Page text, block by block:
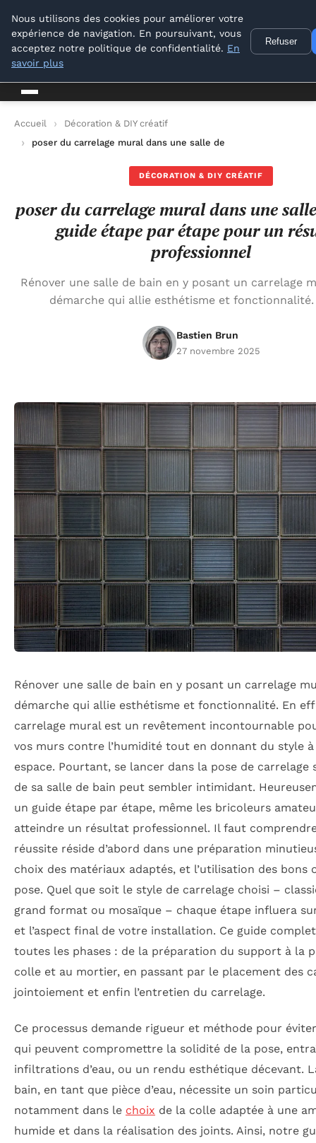
Conseil Outil Bricolage
Conseil Outil Bricolage
Accueil
Décoration & DIY créatif
poser du carrelage mural dans une salle de bain : guide
DÉCORATION & DIY CRÉATIF
poser du carrelage mural dans une
guide étape par étape pour un
professionnel
Rénover une salle de bain en y posant un carrelage
démarche qui allie esthétisme et
Bastien Brun
27 novembre 2025
Rénover une salle de bain en y posant un carrelage
démarche qui allie esthétisme et fonctionnalité. En
carrelage mural est un revêtement incontournable
vos murs contre l’humidité tout en donnant du style
espace. Pourtant, se lancer dans la pose de carrelage
de sa salle de bain peut sembler intimidant.
un guide étape par étape, même les bricoleurs
atteindre un résultat professionnel. Il faut
réussite réside d’abord dans une préparation
choix des matériaux adaptés, et l’utilisation des bons
pose. Quel que soit le style de carrelage choisi –
grand format ou mosaïque – chaque étape influera
et l’aspect final de votre installation. Ce guide
toutes les phases : de la préparation du support à la
colle et au mortier, en passant par le placement des
jointoiement et enfin l’entretien du carrelage.
Ce processus demande rigueur et méthode pour
qui peuvent compromettre la solidité de la pose,
infiltrations d’eau, ou un rendu esthétique décevant.
bain, en tant que pièce d’eau, nécessite un soin
notamment dans le choix de la colle adaptée à une
humide et dans la réalisation des joints. Ainsi, notre
Nous utilisons des cookies pour améliorer votre
expérience de navigation. En poursuivant, vous
acceptez notre politique de confidentialité. En
savoir plus
Refuser